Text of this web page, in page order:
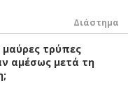
Διάστημα
μαύρες τρύπες
αμέσως μετά τη